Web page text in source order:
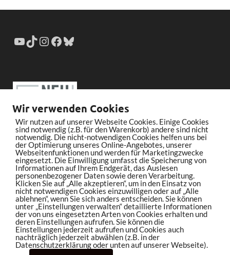
Wir verwenden Cookies
Wir nutzen auf unserer Webseite Cookies. Einige Cookies
sind notwendig (z.B. für den Warenkorb) andere sind nicht
notwendig. Die nicht-notwendigen Cookies helfen uns bei
der Optimierung unseres Online-Angebotes, unserer
Webseitenfunktionen und werden für Marketingzwecke
eingesetzt. Die Einwilligung umfasst die Speicherung von
Informationen auf Ihrem Endgerät, das Auslesen
personenbezogener Daten sowie deren Verarbeitung.
Klicken Sie auf „Alle akzeptieren“, um in den Einsatz von
nicht notwendigen Cookies einzuwilligen oder auf „Alle
ablehnen“, wenn Sie sich anders entscheiden. Sie können
unter „Einstellungen verwalten“ detaillierte Informationen
der von uns eingesetzten Arten von Cookies erhalten und
deren Einstellungen aufrufen. Sie können die
Einstellungen jederzeit aufrufen und Cookies auch
nachträglich jederzeit abwählen (z.B. in der
Datenschutzerklärung oder unten auf unserer Webseite).